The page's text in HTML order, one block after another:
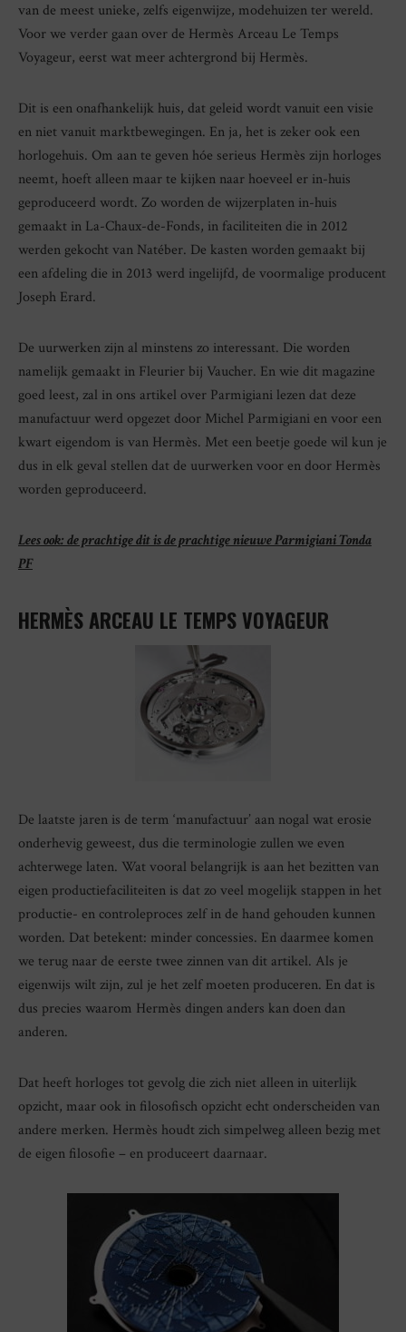
van de meest unieke, zelfs eigenwijze, modehuizen ter wereld.
Voor we verder gaan over de Hermès Arceau Le Temps
Voyageur, eerst wat meer achtergrond bij Hermès.
Dit is een onafhankelijk huis, dat geleid wordt vanuit een visie
en niet vanuit marktbewegingen. En ja, het is zeker ook een
horlogehuis. Om aan te geven hóe serieus Hermès zijn horloges
neemt, hoeft alleen maar te kijken naar hoeveel er in-huis
geproduceerd wordt. Zo worden de wijzerplaten in-huis
gemaakt in La-Chaux-de-Fonds, in faciliteiten die in 2012
werden gekocht van Natéber. De kasten worden gemaakt bij
een afdeling die in 2013 werd ingelijfd, de voormalige producent
Joseph Erard.
De uurwerken zijn al minstens zo interessant. Die worden
namelijk gemaakt in Fleurier bij Vaucher. En wie dit magazine
goed leest, zal in ons artikel over Parmigiani lezen dat deze
manufactuur werd opgezet door Michel Parmigiani en voor een
kwart eigendom is van Hermès. Met een beetje goede wil kun je
dus in elk geval stellen dat de uurwerken voor en door Hermès
worden geproduceerd.
Lees ook: de prachtige dit is de prachtige nieuwe Parmigiani Tonda
PF
HERMÈS ARCEAU LE TEMPS VOYAGEUR
De laatste jaren is de term ‘manufactuur’ aan nogal wat erosie
onderhevig geweest, dus die terminologie zullen we even
achterwege laten. Wat vooral belangrijk is aan het bezitten van
eigen productiefaciliteiten is dat zo veel mogelijk stappen in het
productie- en controleproces zelf in de hand gehouden kunnen
worden. Dat betekent: minder concessies. En daarmee komen
we terug naar de eerste twee zinnen van dit artikel. Als je
eigenwijs wilt zijn, zul je het zelf moeten produceren. En dat is
dus precies waarom Hermès dingen anders kan doen dan
anderen.
Dat heeft horloges tot gevolg die zich niet alleen in uiterlijk
opzicht, maar ook in filosofisch opzicht echt onderscheiden van
andere merken. Hermès houdt zich simpelweg alleen bezig met
de eigen filosofie – en produceert daarnaar.